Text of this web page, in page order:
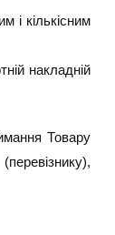
і кількісним
накладній
Товару